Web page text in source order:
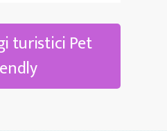
turistici Pet